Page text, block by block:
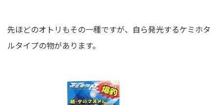
先ほどのオトリもその一種ですが、自ら発光するケミホタ
ルタイプの物があります。